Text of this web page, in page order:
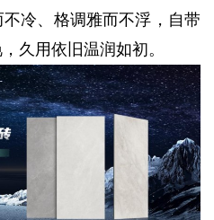
冷、格调雅而不浮，自带
久用依旧温润如初。